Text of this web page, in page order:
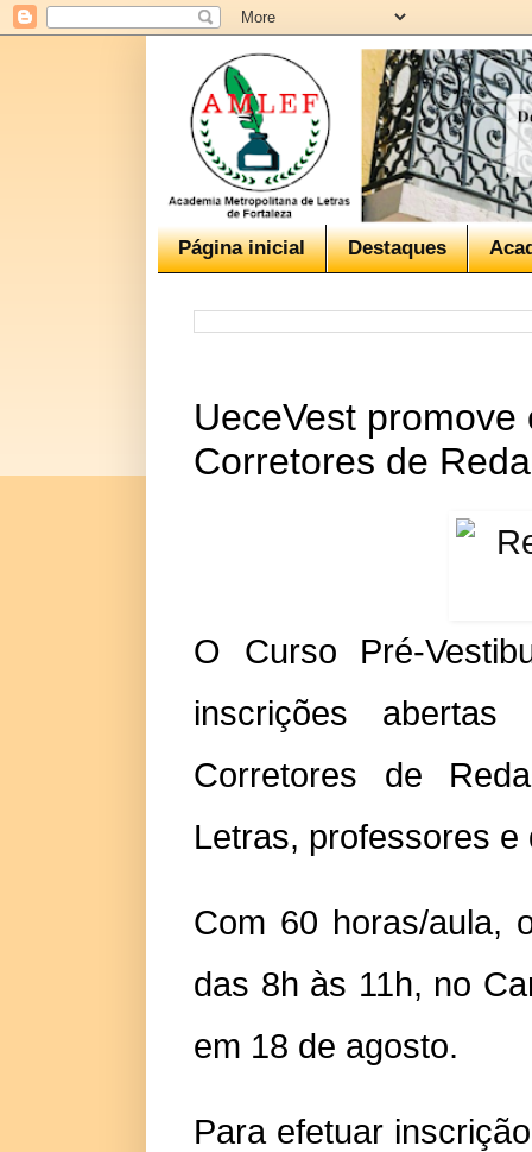
Página inicial Destaques
UeceVest
Corretores de
O Curso Pré-
inscrições
Corretores de
Letras, professores
Com 60 horas/aula,
das 8h às 11h, no
em 18 de agosto.
Para efetuar